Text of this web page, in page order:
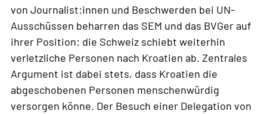
von Journalist:innen und Beschwerden bei UN-
Ausschüssen beharren das SEM und das BVGer auf
ihrer Position: die Schweiz schiebt weiterhin
verletzliche Personen nach Kroatien ab. Zentrales
Argument ist dabei stets, dass Kroatien die
abgeschobenen Personen menschenwürdig
versorgen könne. Der Besuch einer Delegation von